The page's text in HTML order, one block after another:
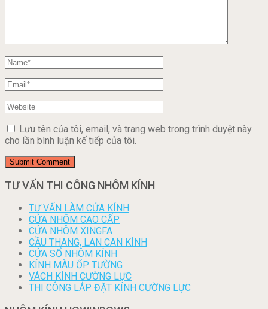
Lưu tên của tôi, email, và trang web trong trình duyệt này
cho lần bình luận kế tiếp của tôi.
TƯ VẤN THI CÔNG NHÔM KÍNH
TƯ VẤN LÀM CỬA KÍNH
CỬA NHÔM CAO CẤP
CỬA NHÔM XINGFA
CẦU THANG, LAN CAN KÍNH
CỬA SỔ NHÔM KÍNH
KÍNH MÀU ỐP TƯỜNG
VÁCH KÍNH CƯỜNG LỰC
THI CÔNG LẮP ĐẶT KÍNH CƯỜNG LỰC